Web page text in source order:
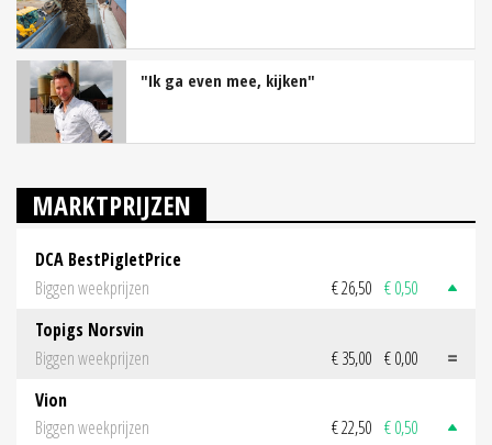
"Ik ga even mee, kijken"
MARKTPRIJZEN
DCA BestPigletPrice
Biggen weekprijzen
€ 26,50 € 0,50
Topigs Norsvin
Biggen weekprijzen
€ 35,00 € 0,00
Vion
Biggen weekprijzen
€ 22,50 € 0,50